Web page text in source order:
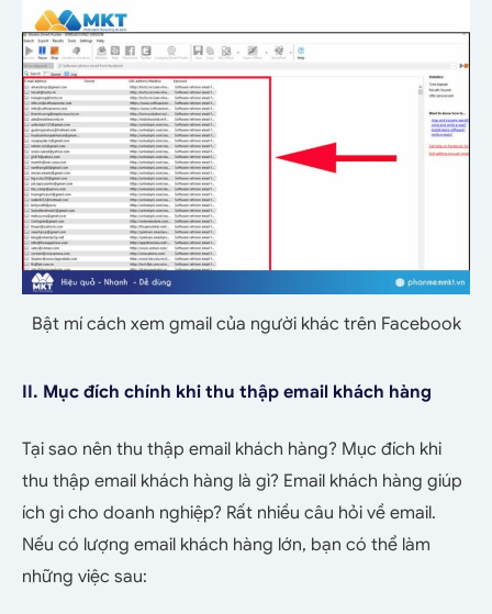
Bật mí cách xem gmail của người khác trên Facebook
II. Mục đích chính khi thu thập email khách hàng
Tại sao nên thu thập email khách hàng? Mục đích khi
thu thập email khách hàng là gì? Email khách hàng giúp
ích gì cho doanh nghiệp? Rất nhiều câu hỏi về email.
Nếu có lượng email khách hàng lớn, bạn có thể làm
những việc sau: